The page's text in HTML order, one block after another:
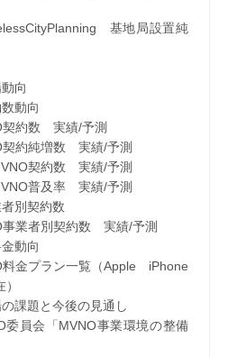
基地局設置純
向
動向
数 実績/予測
純増数 実績/予測
契約数 実績/予測
普及率 実績/予測
別契約数
者別契約数 実績/予測
動向
ラン一覧（Apple iPhone
題と今後の見通し
「MVNO事業環境の整備